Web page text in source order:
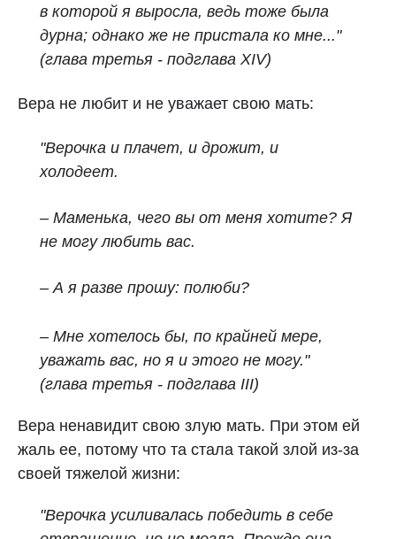
в которой я выросла, ведь тоже была
дурна; однако же не пристала ко мне..."
(глава третья - подглава XIV)
Вера не любит и не уважает свою мать:
"Верочка и плачет, и дрожит, и
холодеет.
– Маменька, чего вы от меня хотите? Я
не могу любить вас.
– А я разве прошу: полюби?
– Мне хотелось бы, по крайней мере,
уважать вас, но я и этого не могу."
(глава третья - подглава III)
Вера ненавидит свою злую мать. При этом ей
жаль ее, потому что та стала такой злой из-за
своей тяжелой жизни:
"Верочка усиливалась победить в себе